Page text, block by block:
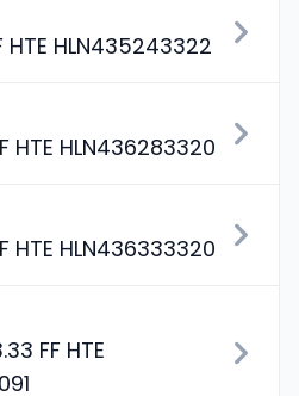
HTE HLN435243322
HTE HLN436283320
HTE HLN436333320
FF HTE